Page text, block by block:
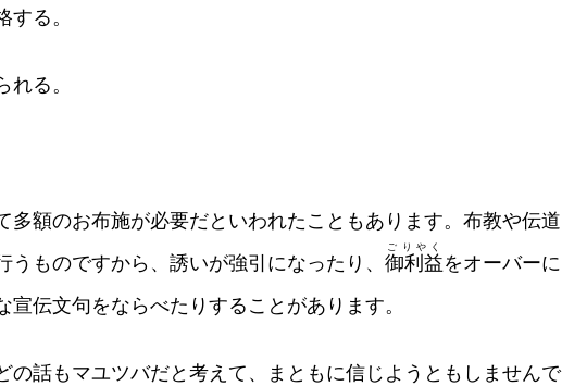
る。
る。
多額のお布施が必要だといわれたこともあります。布教や伝道
うものですから、誘いが強引になったり、 御利益
ごりやく
をオーバーに
宣伝文句をならべたりすることがあります。
の話もマユツバだと考えて、まともに信じようともしませんで